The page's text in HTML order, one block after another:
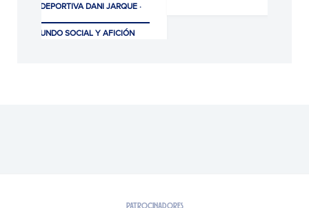
CIUDAD DEPORTIVA DANI JARQUE ·
CLUB, MUNDO SOCIAL Y AFICIÓN
PATROCINADORES